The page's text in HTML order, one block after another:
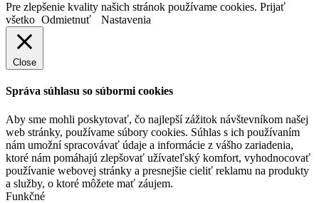
Pre zlepšenie kvality našich stránok používame cookies. Prijať
všetko Odmietnuť Nastavenia
Close
Správa súhlasu so súbormi cookies
Aby sme mohli poskytovať, čo najlepší zážitok návštevníkom našej
web stránky, používame súbory cookies. Súhlas s ich používaním
nám umožní spracovávať údaje a informácie z vášho zariadenia,
ktoré nám pomáhajú zlepšovať užívateľský komfort, vyhodnocovať
používanie webovej stránky a presnejšie cieliť reklamu na produkty
a služby, o ktoré môžete mať záujem.
Funkčné